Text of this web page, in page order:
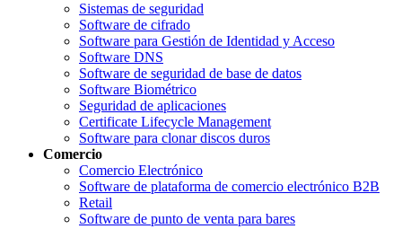
Sistemas de seguridad
Software de cifrado
Software para Gestión de Identidad y Acceso
Software DNS
Software de seguridad de base de datos
Software Biométrico
Seguridad de aplicaciones
Certificate Lifecycle Management
Software para clonar discos duros
Comercio
Comercio Electrónico
Software de plataforma de comercio electrónico B2B
Retail
Software de punto de venta para bares